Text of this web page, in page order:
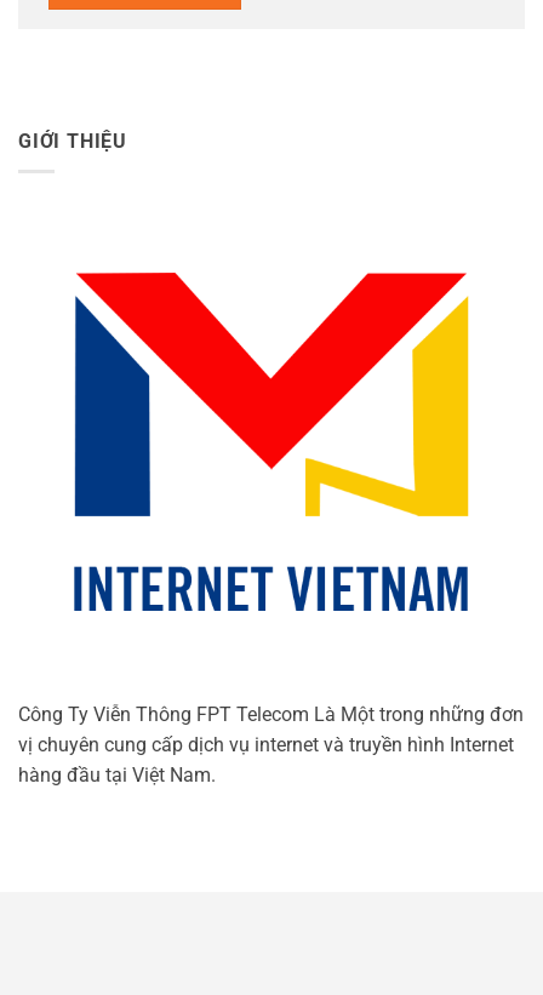
GIỚI THIỆU
Công Ty Viễn Thông FPT Telecom Là Một trong những đơn
vị chuyên cung cấp dịch vụ internet và truyền hình Internet
hàng đầu tại Việt Nam.